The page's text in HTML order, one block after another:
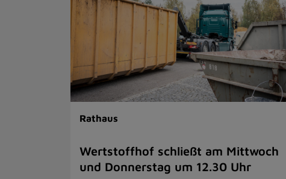
Rathaus
Wertstoffhof schließt am Mittwoch
und Donnerstag um 12.30 Uhr